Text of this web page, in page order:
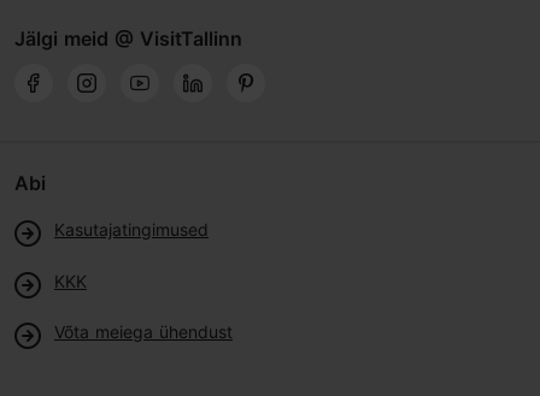
Jälgi meid @ VisitTallinn
Abi
Kasutajatingimused
KKK
Võta meiega ühendust